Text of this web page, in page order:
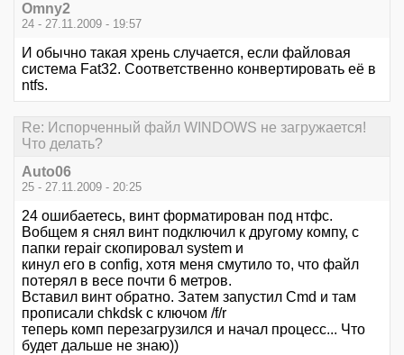
Omny2
24 - 27.11.2009 - 19:57
И обычно такая хрень случается, если файловая
система Fat32. Соответственно конвертировать её в
ntfs.
Re: Испорченный файл WINDOWS не загружается!
Что делать?
Auto06
25 - 27.11.2009 - 20:25
24 ошибаетесь, винт форматирован под нтфс.
Вобщем я снял винт подключил к другому компу, с
папки repair скопировал system и
кинул его в config, хотя меня смутило то, что файл
потерял в весе почти 6 метров.
Вставил винт обратно. Затем запустил Cmd и там
прописали chkdsk с ключом /f/r
теперь комп перезагрузился и начал процесс... Что
будет дальше не знаю))